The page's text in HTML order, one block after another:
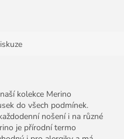
kolekce Merino
do všech podmínek.
nošení i na různé
je přírodní termo